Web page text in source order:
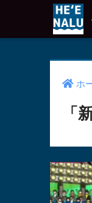
ホ
「